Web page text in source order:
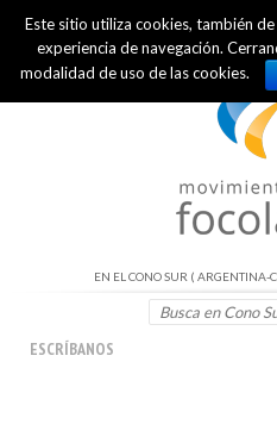
INTERNATIONAL
EN EL CONO SUR (
ESCRÍBANOS
Este sitio utiliza cookies, también
experiencia de navegación.
modalidad de uso de las cookies.